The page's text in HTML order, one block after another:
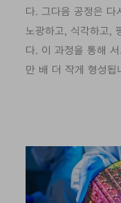
다. 그다음 공정은 다
노광하고, 식각하고,
다. 이 과정을 통해
만 배 더 작게 형성됩